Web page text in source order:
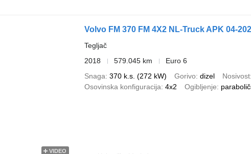
VIDEO
Volvo FM 370 FM 4X2 NL-Truck APK 04-
Tegljač
2018
579.045 km
Euro 6
Snaga 370 k.s. (272 kW) Gorivo dizel Nosivost
Osovinska konfiguracija 4x2 Ogibljenje